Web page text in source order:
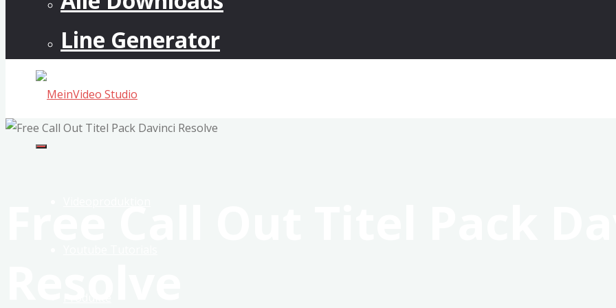
Line Generator
MeinVideo